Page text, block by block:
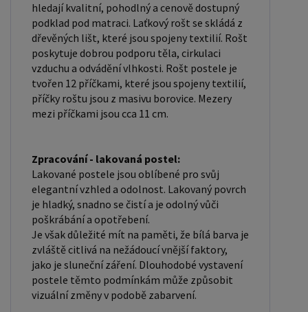
hledají kvalitní, pohodlný a cenově dostupný
podklad pod matraci. Laťkový rošt se skládá z
dřevěných lišt, které jsou spojeny textilií. Rošt
poskytuje dobrou podporu těla, cirkulaci
vzduchu a odvádění vlhkosti. Rošt postele je
tvořen 12 příčkami, které jsou spojeny textilií,
příčky roštu jsou z masivu borovice. Mezery
mezi příčkami jsou cca 11 cm.
Zpracování - lakovaná postel:
Lakované postele jsou oblíbené pro svůj
elegantní vzhled a odolnost. Lakovaný povrch
je hladký, snadno se čistí a je odolný vůči
poškrábání a opotřebení.
Je však důležité mít na paměti, že bílá barva je
zvláště citlivá na nežádoucí vnější faktory,
jako je sluneční záření. Dlouhodobé vystavení
postele těmto podmínkám může způsobit
vizuální změny v podobě zabarvení.